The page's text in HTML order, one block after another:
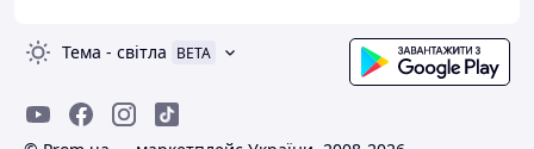
Тема - світла BETA